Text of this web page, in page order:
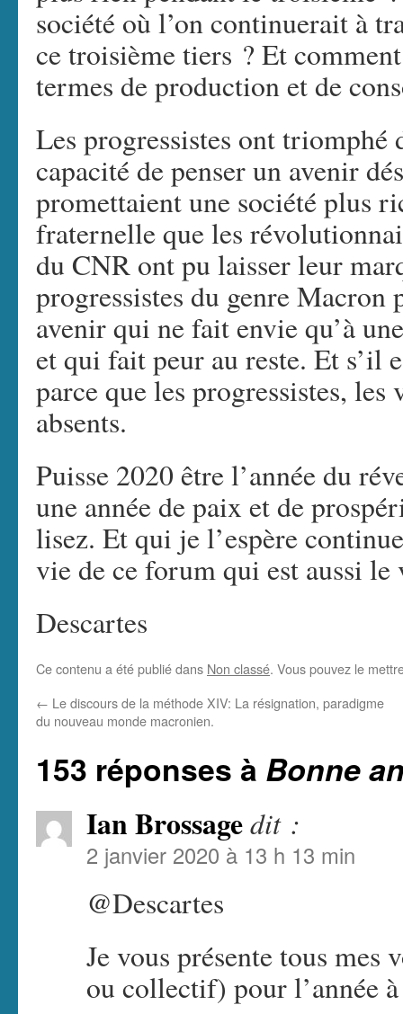
société où l’on continuerait à
ce troisième tiers ? Et
termes de production et de
Les progressistes ont triomphé
capacité de penser un avenir
promettaient une société plus
fraternelle que les
du CNR ont pu laisser leur
progressistes du genre Macron
avenir qui ne fait envie qu’à
et qui fait peur au reste. Et s’il
parce que les progressistes, les
absents.
Puisse 2020 être l’année du
une année de paix et de
lisez. Et qui je l’espère
vie de ce forum qui est aussi le
Descartes
Ce contenu a été publié dans Non classé. Vous pouvez le
← Le discours de la méthode XIV: La résignation, paradigme
du nouveau monde macronien.
153 réponses à Bonne
Ian Brossagedit :
2 janvier 2020 à 13 h 13 min
@Descartes
Je vous présente tous
ou collectif) pour l’année